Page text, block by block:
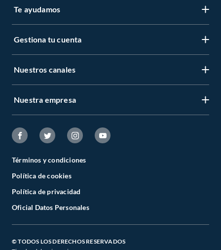
Te ayudamos
Gestiona tu cuenta
Nuestros canales
Nuestra empresa
Términos y condiciones
Política de cookies
Política de privacidad
Oficial Datos Personales
© TODOS LOS DERECHOS RESERVADOS